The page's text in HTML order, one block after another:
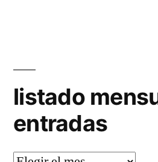
listado
entradas